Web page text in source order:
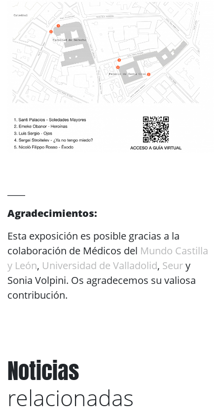
Agradecimientos:
Esta exposición es posible gracias a la
colaboración de Médicos del Mundo Castilla
y León, Universidad de Valladolid, Seury
Sonia Volpini. Os agradecemos su valiosa
contribución.
Noticias
relacionadas